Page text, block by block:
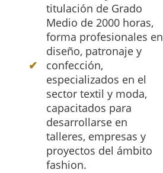
titulación de Grado
Medio de 2000 horas,
forma profesionales en
diseño, patronaje y
confección,
especializados en el
sector textil y moda,
capacitados para
desarrollarse en
talleres, empresas y
proyectos del ámbito
fashion.